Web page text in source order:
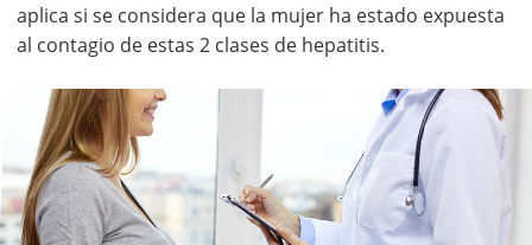
aplica si se considera que la mujer ha estado expuesta
al contagio de estas 2 clases de hepatitis.